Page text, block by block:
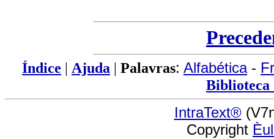
Índice | Ajuda | Palavras: Alfabética-
IntraText®
Copyright